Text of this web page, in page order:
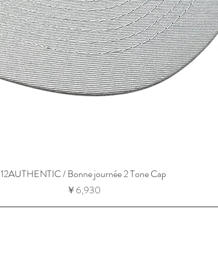
12AUTHENTIC / Bonne journée 2 Tone Cap
価格
￥6,930